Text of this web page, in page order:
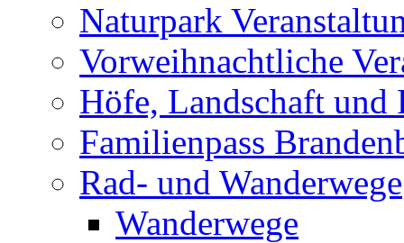
Naturpark
Vorweihnachtliche
Höfe, Landschaft und
Familienpass
Rad- und Wanderwege
Wanderwege